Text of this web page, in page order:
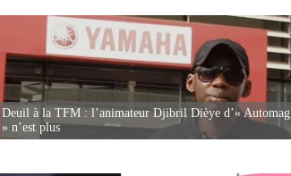
Deuil à la TFM : l’animateur Djibril Dièye d’« Automag
» n’est plus